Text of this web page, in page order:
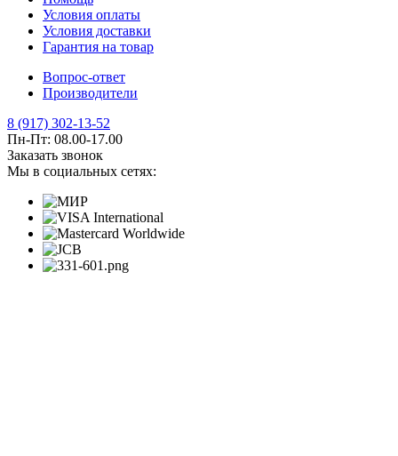
Условия оплаты
Условия доставки
Гарантия на товар
Вопрос-ответ
Производители
8 (917) 302-13-52
Пн-Пт: 08.00-17.00
Заказать звонок
Мы в социальных сетях: